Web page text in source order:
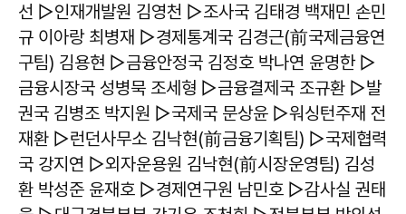
선 ▷인재개발원 김영천 ▷조사국 김태경 백재민 손민
규 이아랑 최병재 ▷경제통계국 김경근(前국제금융연
구팀) 김용현 ▷금융안정국 김정호 박나연 윤명한 ▷
금융시장국 성병묵 조세형 ▷금융결제국 조규환 ▷발
권국 김병조 박지원 ▷국제국 문상윤 ▷워싱턴주재 전
재환 ▷런던사무소 김낙현(前금융기획팀) ▷국제협력
국 강지연 ▷외자운용원 김낙현(前시장운영팀) 김성
환 박성준 윤재호 ▷경제연구원 남민호 ▷감사실 권태